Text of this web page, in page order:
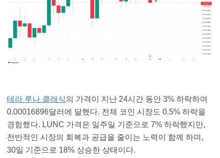
테라 루나 클래식의 가격이 지난 24시간 동안 3% 하락하여
0.00016896달러에 달했다. 전체 코인 시장도 0.5% 하락을
경험했다. LUNC 가격은 일주일 기준으로 7% 하락했지만,
전반적인 시장의 회복과 공급을 줄이는 노력이 함께 하며,
30일 기준으로 18% 상승한 상태이다.